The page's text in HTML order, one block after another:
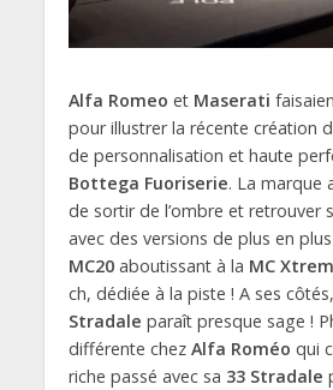
Alfa Romeo et Maserati
pour illustrer la récente création
de personnalisation et haute
Bottega Fuoriserie. La marque
de sortir de l’ombre et retrouver
avec des versions de plus en
MC20aboutissant à la MC
ch, dédiée à la piste ! A ses
Stradale paraît presque sage !
différente chez Alfa Roméo qui
riche passé avec sa 33 Stradale